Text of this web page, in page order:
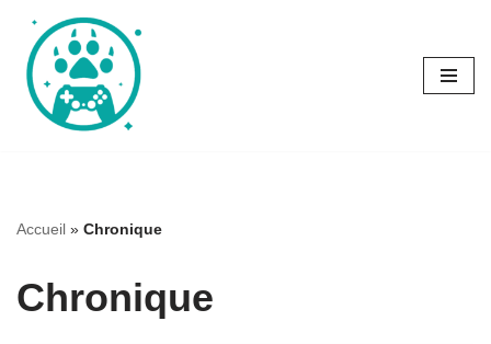
Aller
au
contenu
Accueil » Chronique
Chronique